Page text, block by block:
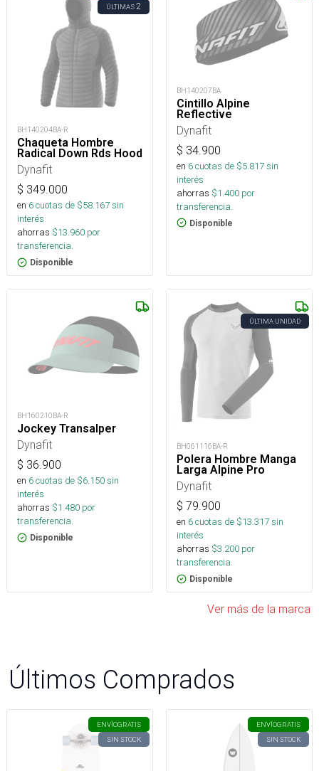
ÚLTIMAS2
BH140204BA-R
Chaqueta Hombre
Radical Down Rds Hood
Dynafit
$ 349.000
en 6cuotas de $58.167sin
interés
ahorras $13.960 por
transferencia.
Disponible
BH140207BA
Cintillo Alpine
Reflective
Dynafit
$ 34.900
en 6cuotas de $5.817sin
interés
ahorras $1.400 por
transferencia.
Disponible
BH160210BA-R
Jockey Transalper
Dynafit
$ 36.900
en 6cuotas de $6.150sin
interés
ahorras $1.480 por
transferencia.
Disponible
ÚLTIMA UNIDAD
BH061116BA-R
Polera Hombre Manga
Larga Alpine Pro
Dynafit
$ 79.900
en 6cuotas de $13.317sin
interés
ahorras $3.200 por
transferencia.
Disponible
Ver más de la marca
Últimos Comprados
ENVÍOGRATIS
SIN STOCK
ENVÍOGRATIS
SIN STOCK